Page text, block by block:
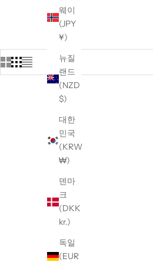
웨이
(JPY
¥)
뉴질
랜드
(NZD
$)
대한
민국
(KRW
₩)
덴마
크
(DKK
kr.)
독일
(EUR